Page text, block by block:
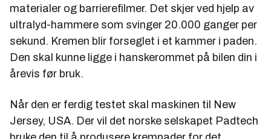
materialer og barrierefilmer. Det skjer ved hjelp av
ultralyd-hammere som svinger 20.000 ganger per
sekund. Kremen blir forseglet i et kammer i paden.
Den skal kunne ligge i hanskerommet på bilen din i
årevis før bruk.
Når den er ferdig testet skal maskinen til New
Jersey, USA. Der vil det norske selskapet Padtech